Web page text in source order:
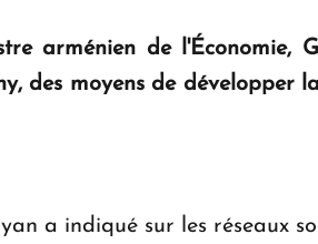
arménien de l'Économie,
des moyens de développer
a indiqué sur les réseaux